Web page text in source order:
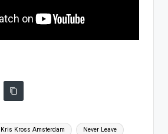
Kris Kross Amsterdam Never Leave